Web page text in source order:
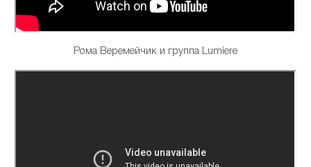
Рома Веремейчик и группа Lumiere